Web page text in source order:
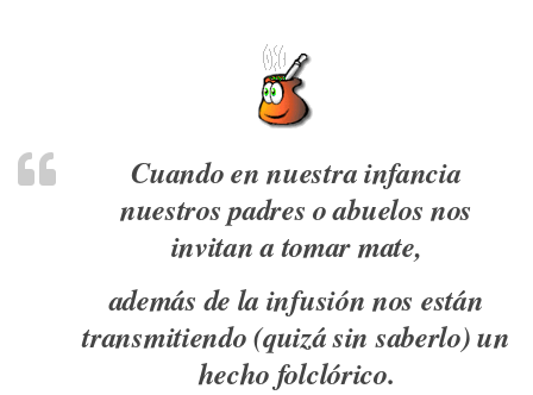
Cuando en nuestra infancia
nuestros padres o abuelos nos
invitan a tomar mate,
además de la infusión nos están
transmitiendo (quizá sin saberlo) un
hecho folclórico.